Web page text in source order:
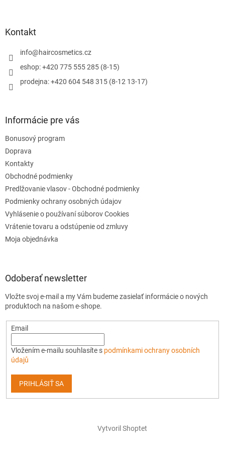
Kontakt
info@haircosmetics.cz
eshop: +420 775 555 285 (8-15)
prodejna: +420 604 548 315 (8-12 13-17)
Informácie pre vás
Bonusový program
Doprava
Kontakty
Obchodné podmienky
Predlžovanie vlasov - Obchodné podmienky
Podmienky ochrany osobných údajov
Vyhlásenie o používaní súborov Cookies
Vrátenie tovaru a odstúpenie od zmluvy
Moja objednávka
Odoberať newsletter
Vložte svoj e-mail a my Vám budeme zasielať informácie o nových
produktoch na našom e-shope.
Email
Vložením e-mailu souhlasíte s podmínkami ochrany osobních
údajů
PRIHLÁSIŤ SA
Vytvoril Shoptet